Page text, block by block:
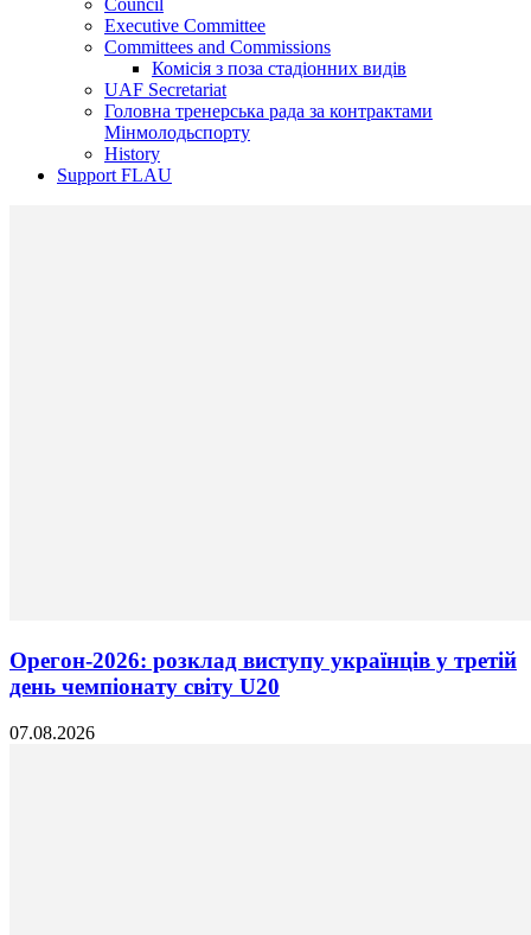
Council
Executive Committee
Committees and Commissions
Комісія з поза стадіонних видів
UAF Secretariat
Головна тренерська рада за контрактами
Мінмолодьспорту
History
Support FLAU
Орегон-2026: розклад виступу українців у третій
день чемпіонату світу U20
07.08.2026